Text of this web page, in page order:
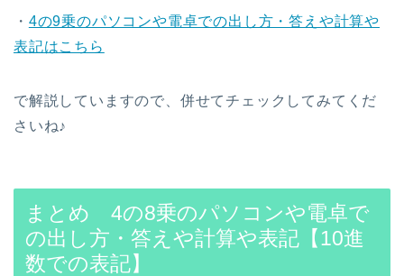
・ 4の9乗のパソコンや電卓での出し方・答えや計算や
表記はこちら
で解説していますので、併せてチェックしてみてくだ
さいね♪
まとめ 4の8乗のパソコンや電卓で
の出し方・答えや計算や表記【10進
数での表記】